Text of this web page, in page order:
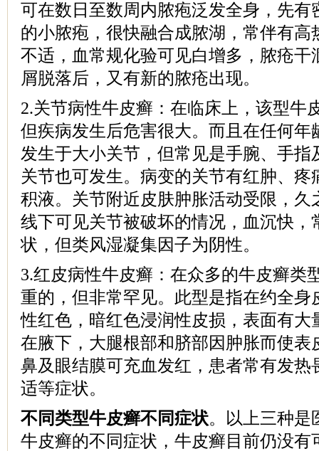
可在数日至数周内脓疱泛发全身，先有
的小脓疱，很快融合成脓湖，常伴有高
不适，血常规化验可见白增多，脓疮干
屑脱落后，又有新的脓疮出现。
2.关节病性牛皮癣：在临床上，该型牛
但疾病发生后危害很大。而且在任何年
发生于大小关节，但常见是手腕、手指
关节也可发生。病变的关节有红肿、疼
积液。关节附近皮肤肿胀活动受限，久
线下可见关节被破坏的情况，血沉快，
状，但类风湿凝集因子为阴性。
3.红皮病性牛皮癣：在众多的牛皮癣类
重的，但非常罕见。此型是指在约全身
性红色，暗红色浸润性皮损，表面有大
在腋下，大腿根部和脐部因肿胀而使表
鼻及眼结膜可充血发红，患者常有发热
适等症状。
不同类型牛皮癣不同症状。以上三种是
牛皮癣的不同症状，牛皮癣目前仍没有